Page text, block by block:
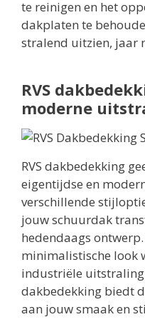
te reinigen en het
dakplaten te
stralend uitzien, jaar
RVS
moderne
RVS dakbedekking
eigentijdse en
verschillende
jouw schuurdak
hedendaags
minimalistische look
industriële uitstraling
dakbedekking biedt
aan jouw smaak en